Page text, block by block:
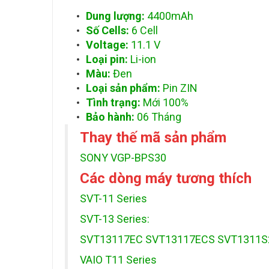
Dung lượng: 4400mAh
Số Cells: 6 Cell
Voltage: 11.1 V
Loại pin: Li-ion
Màu: Đen
Loại sản phẩm: Pin ZIN
Tình trạng: Mới 100%
Bảo hành: 06 Tháng
Thay thế mã sản phẩm
SONY VGP-BPS30
Các dòng máy tương thích
SVT-11 Series
SVT-13 Series:
SVT13117EC SVT13117ECS
VAIO T11 Series